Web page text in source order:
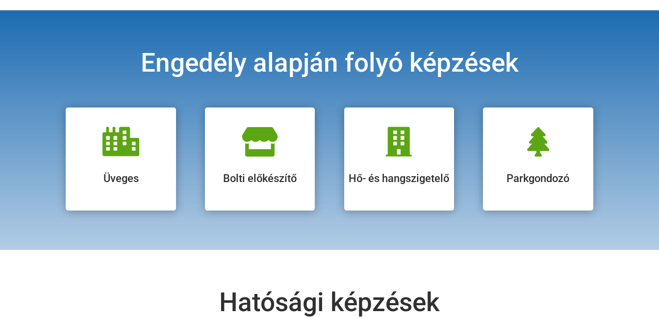
Engedély alapján folyó képzések

Üveges

Bolti előkészítő

Hő- és hangszigetelő

Parkgondozó
Hatósági képzések